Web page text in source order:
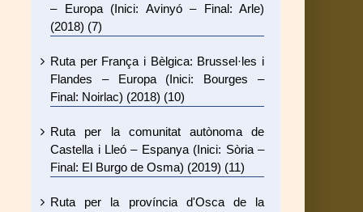
– Europa (Inici: Avinyó – Final: Arle)
(2018) (7)
Ruta per França i Bèlgica: Brussel·les i
Flandes – Europa (Inici: Bourges –
Final: Noirlac) (2018) (10)
Ruta per la comunitat autònoma de
Castella i Lleó – Espanya (Inici: Sòria –
Final: El Burgo de Osma) (2019) (11)
Ruta per la província d'Osca de la